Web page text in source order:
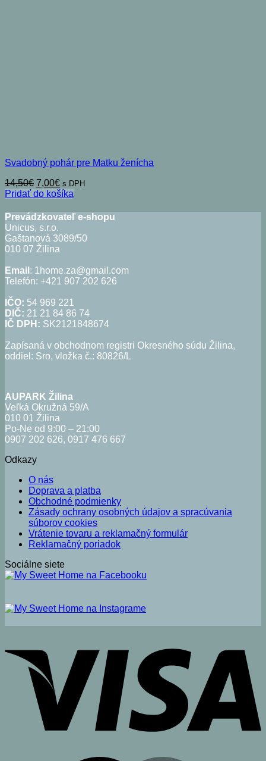
Svadobný pohár pre Matku ženícha
14,50€ Pôvodná
cena
14,50€.
7,00€Aktuálna
cena
7,00€.
s DPH
Pridať do košíka
Prevádzkovateľ e-shopu
Unicus, s.r.o.
Gaštanová 3089/50
010 07 Žilina
Email : 1home.za@gmail.com
Telefón: +421 907 202 626
IČO: 54 969 221
DIČ: 21 21 84 86 74
IČ DPH: SK2121848674
Zapísaná v obchodnom registri Okresného súdu Žilina,
oddiel: Sro, vložka č.: 80826/L
AUPARK Žilina
Veľká Okružná 59/A
010 01 Žilina
Po-Ne od 9:00 – 21:00
0907 202 626, 0917 476 667
Odkazy
O nás
Doprava a platba
Obchodné podmienky
Zásady ochrany osobných údajov a spracúvania
súborov cookies
Vrátenie tovaru a reklamačný formulár
Reklamačný poriadok
Sociálne siete